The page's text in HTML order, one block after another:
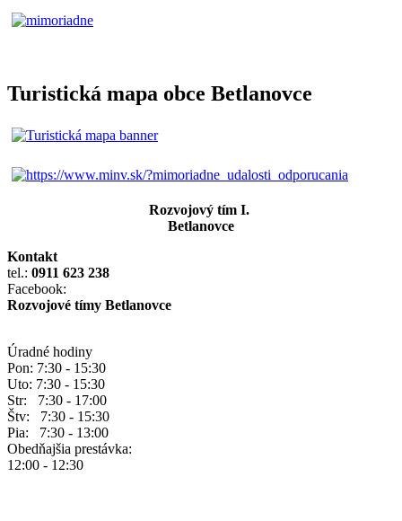
Turistická mapa obce Betlanovce
Rozvojový tím I.
Betlanovce
Kontakt
tel.: 0911 623 238
Facebook:
Rozvojové tímy Betlanovce
Úradné hodiny
Pon: 7:30 - 15:30
Uto: 7:30 - 15:30
Str: 7:30 - 17:00
Štv: 7:30 - 15:30
Pia: 7:30 - 13:00
Obedňajšia prestávka:
12:00 - 12:30